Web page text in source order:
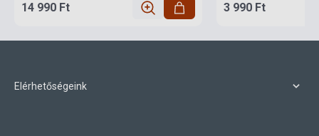
14 990 Ft 3 990 Ft
Elérhetőségeink